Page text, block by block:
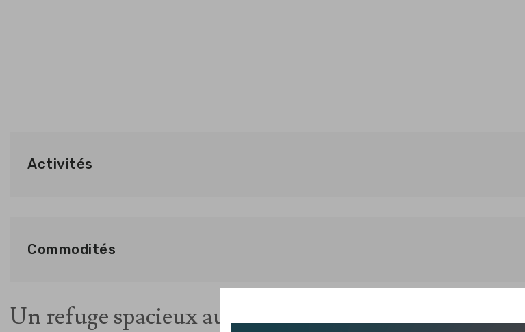
Activités
Commodités
Un refuge spacieux au bord du réservoir l’Escalier